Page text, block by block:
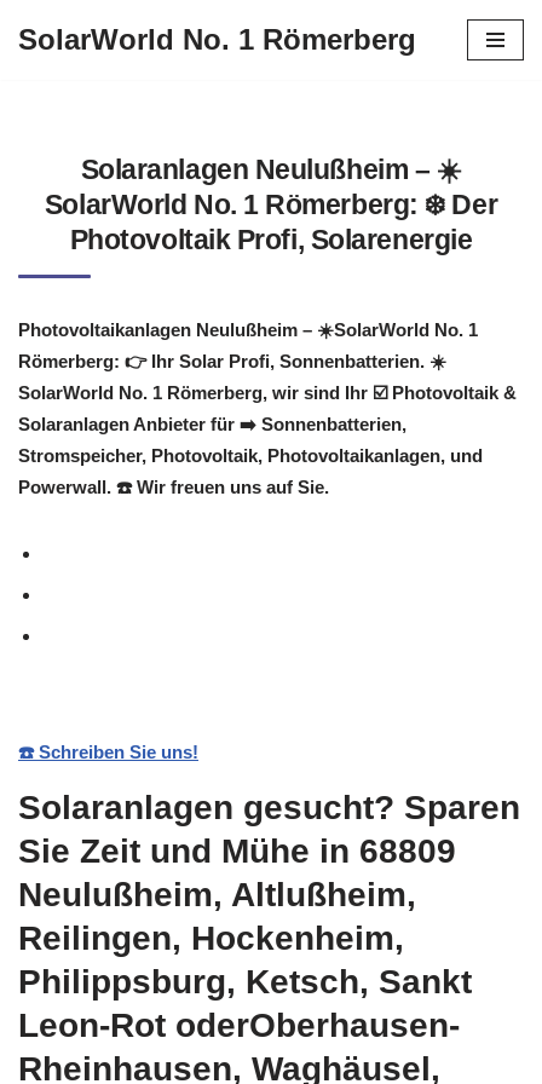
SolarWorld No. 1 Römerberg
Solaranlagen Neulußheim – ☀️
SolarWorld No. 1 Römerberg: ❄️ Der
Photovoltaik Profi, Solarenergie
Photovoltaikanlagen Neulußheim – ☀️SolarWorld No. 1
Römerberg: 👉 Ihr Solar Profi, Sonnenbatterien. ☀️
SolarWorld No. 1 Römerberg, wir sind Ihr ☑️ Photovoltaik &
Solaranlagen Anbieter für ➡️ Sonnenbatterien,
Stromspeicher, Photovoltaik, Photovoltaikanlagen, und
Powerwall. ☎️ Wir freuen uns auf Sie.
☎️ Schreiben Sie uns!
Solaranlagen gesucht? Sparen
Sie Zeit und Mühe in 68809
Neulußheim, Altlußheim,
Reilingen, Hockenheim,
Philippsburg, Ketsch, Sankt
Leon-Rot oderOberhausen-
Rheinhausen, Waghäusel,